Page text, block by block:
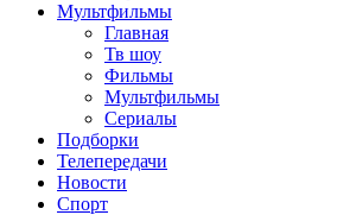
Мультфильмы
Главная
Тв шоу
Фильмы
Мультфильмы
Сериалы
Подборки
Телепередачи
Новости
Спорт